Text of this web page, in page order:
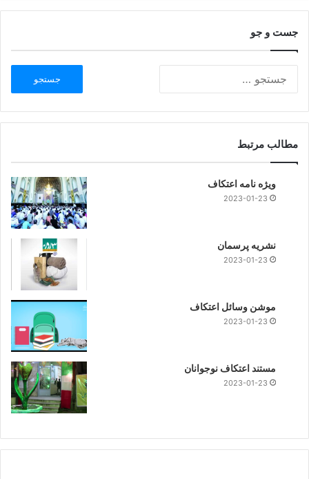
جست و جو
مطالب مرتبط
ویژه نامه اعتکاف
2023-01-23
نشریه پرسمان
2023-01-23
موشن وسائل اعتکاف
2023-01-23
مستند اعتکاف نوجوانان
2023-01-23